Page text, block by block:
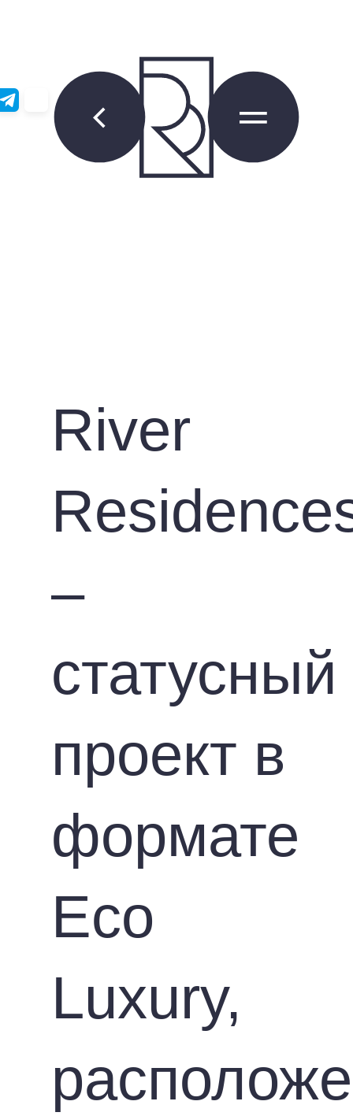
River
–
статусный
проект в
формате
Eco
Luxury,